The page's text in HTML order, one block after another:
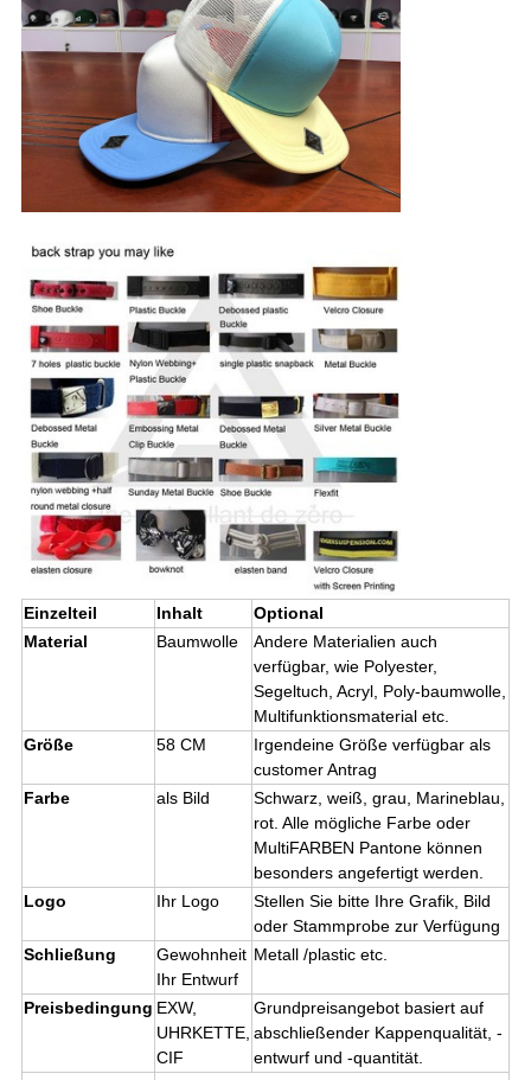
Einzelteil Inhalt
Optional
Material
Baumwolle
Andere Materialien auch
verfügbar, wie Polyester,
Segeltuch, Acryl, Poly-baumwolle,
Multifunktionsmaterial etc.
Größe
58 CM
Irgendeine Größe verfügbar als
customer Antrag
Farbe
als Bild
Schwarz, weiß, grau, Marineblau,
rot. Alle mögliche Farbe oder
MultiFARBEN Pantone können
besonders angefertigt werden.
Logo
Ihr Logo
Stellen Sie bitte Ihre Grafik, Bild
oder Stammprobe zur Verfügung
Schließung
Gewohnheit
Ihr Entwurf
Metall /plastic etc.
Preisbedingung EXW,
UHRKETTE,
CIF
Grundpreisangebot basiert auf
abschließender Kappenqualität, -
entwurf und -quantität.